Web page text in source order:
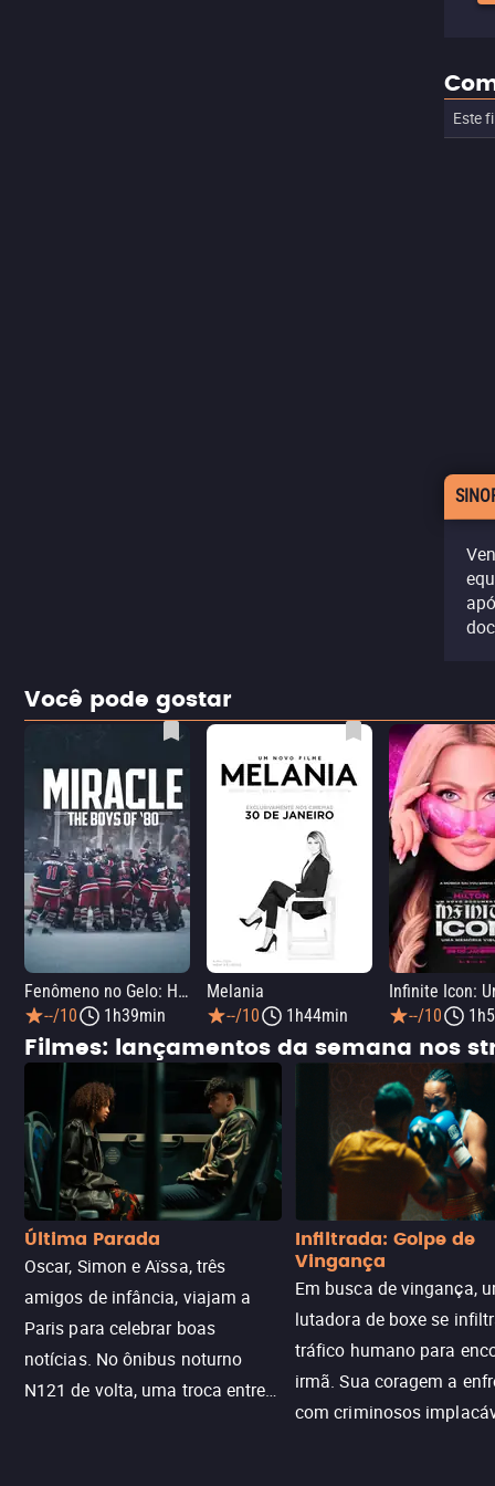
Este
Você pode gostar
Fenômeno no Gelo: Hóquei na Guerra Fria
--/10
1h39min
Melania
--/10
1h44min --/10
Filmes: lançamentos da semana nos
Última Parada
Oscar, Simon e Aïssa, três
amigos de infância, viajam a
Paris para celebrar boas
notícias. No ônibus noturno
N121 de volta, uma troca entre
Infiltrada: Golpe de
Vingança
Em busca de vingança,
lutadora de boxe se
tráfico humano para
irmã. Sua coragem a
com criminosos